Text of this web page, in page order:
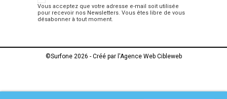
Vous acceptez que votre adresse e-mail soit utilisée
pour recevoir nos Newsletters. Vous êtes libre de vous
désabonner à tout moment.
©Surfone 2026 - Créé par l'Agence Web Cibleweb